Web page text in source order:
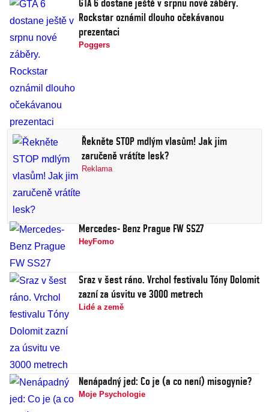
GTA 6 dostane ještě v srpnu nové záběry.
Rockstar oznámil dlouho očekávanou
prezentaci
Poggers
Řekněte STOP mdlým vlasům! Jak jim
zaručeně vrátíte lesk?
Reklama
Mercedes- Benz Prague FW SS27
HeyFomo
Sraz v šest ráno. Vrchol festivalu Tóny Dolomit
zazní za úsvitu ve 3000 metrech
Lidé a země
Nenápadný jed: Co je (a co není) misogynie?
Moje Psychologie